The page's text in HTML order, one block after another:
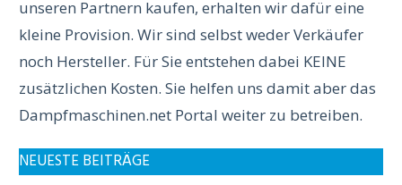
unseren Partnern kaufen, erhalten wir dafür eine
kleine Provision. Wir sind selbst weder Verkäufer
noch Hersteller. Für Sie entstehen dabei KEINE
zusätzlichen Kosten. Sie helfen uns damit aber das
Dampfmaschinen.net Portal weiter zu betreiben.
NEUESTE BEITRÄGE